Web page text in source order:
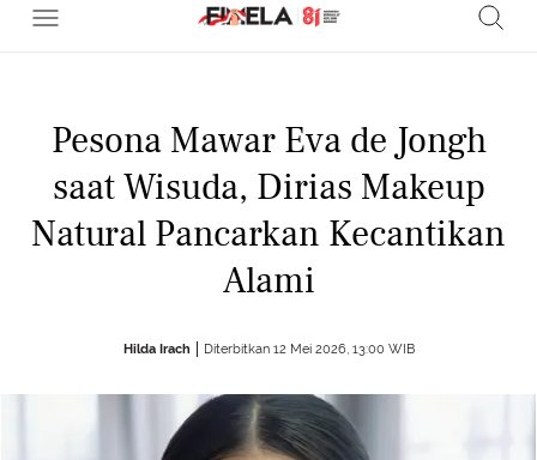
Pesona Mawar Eva de Jongh
saat Wisuda, Dirias Makeup
Natural Pancarkan Kecantikan
Alami
Hilda Irach Diterbitkan 12 Mei 2026, 13:00 WIB